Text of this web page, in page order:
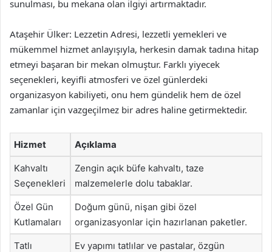
sunulması, bu mekana olan ilgiyi artırmaktadır.
Ataşehir Ülker: Lezzetin Adresi, lezzetli yemekleri ve
mükemmel hizmet anlayışıyla, herkesin damak tadına hitap
etmeyi başaran bir mekan olmuştur. Farklı yiyecek
seçenekleri, keyifli atmosferi ve özel günlerdeki
organizasyon kabiliyeti, onu hem gündelik hem de özel
zamanlar için vazgeçilmez bir adres haline getirmektedir.
Hizmet Açıklama
Kahvaltı
Seçenekleri
Zengin açık büfe kahvaltı, taze
malzemelerle dolu tabaklar.
Özel Gün
Kutlamaları
Doğum günü, nişan gibi özel
organizasyonlar için hazırlanan paketler.
Tatlı
Ev yapımı tatlılar ve pastalar, özgün